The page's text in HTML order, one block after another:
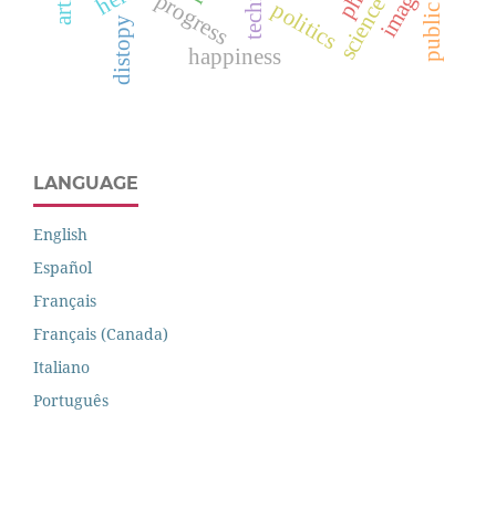
progress
distopy politics
happiness
LANGUAGE
English
Español
Français
Français (Canada)
Italiano
Português